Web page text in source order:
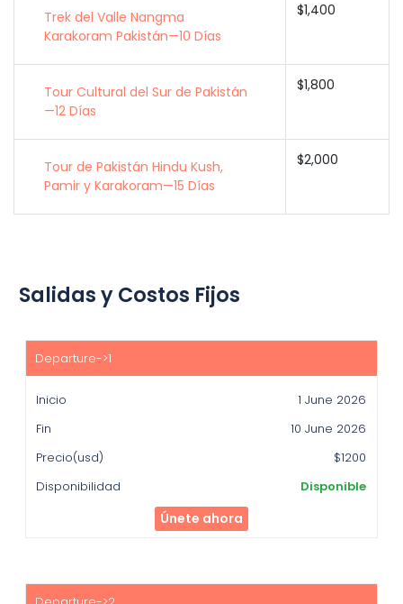
Trek del Valle Nangma
Karakoram Pakistán—10 Días
$1,400
Tour Cultural del Sur de Pakistán
—12 Días
$1,800
Tour de Pakistán Hindu Kush,
Pamir y Karakoram—15 Días
$2,000
Salidas y Costos Fijos
Inicio
Disponibilidad
1 June 2026
10 June 2026
$1200
Disponible
Únete ahora